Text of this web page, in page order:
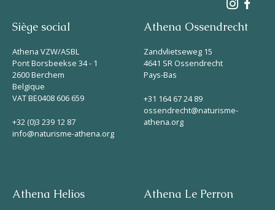
Siège social
Athena VZW/ASBL
Pont Borsbeekse 34 - 1
2600 Berchem
Belgique
VAT BE0408 606 659
+32 (0)3 239 12 87
info@naturisme-athena.org
Athena Ossendrecht
Zandvlietseweg 15
4641 SR Ossendrecht
Pays-Bas
+31 164 67 24 89
ossendrecht@naturisme-
athena.org
Athena Helios Athena Le Perron